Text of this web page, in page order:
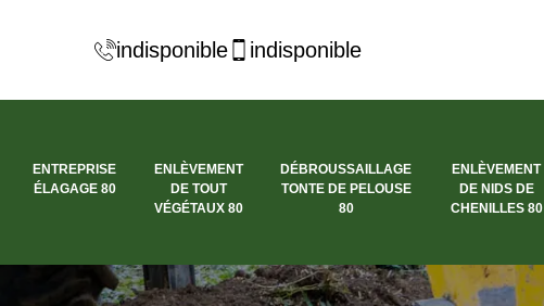
indisponible indisponible
ENTREPRISE
ÉLAGAGE 80
ENLÈVEMENT
DE TOUT
VÉGÉTAUX 80
DÉBROUSSAILLAGE
TONTE DE PELOUSE
80
ENLÈVEMENT
DE NIDS DE
CHENILLES 80